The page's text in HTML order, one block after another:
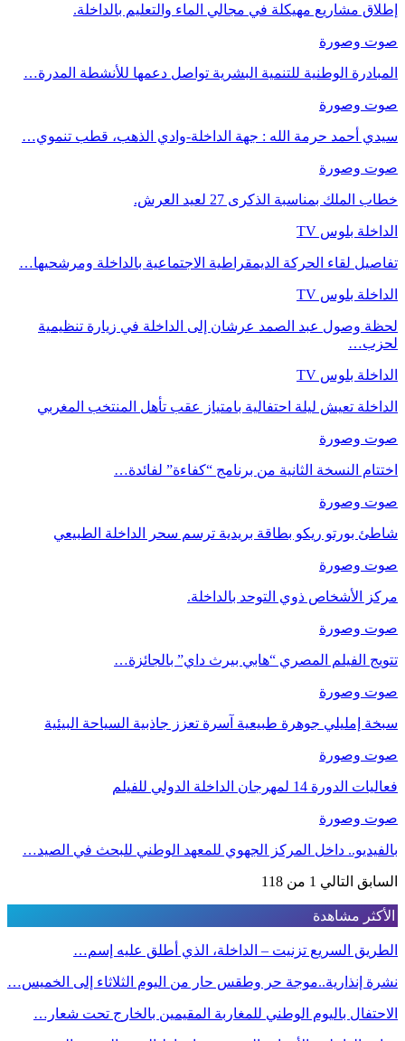
إطلاق مشاريع مهيكلة في مجالي الماء والتعليم بالداخلة.
صوت وصورة
المبادرة الوطنية للتنمية البشرية تواصل دعمها للأنشطة المدرة…
صوت وصورة
سيدي أحمد حرمة الله : جهة الداخلة-وادي الذهب، قطب تنموي…
صوت وصورة
خطاب الملك بمناسبة الذكرى 27 لعيد العرش.
الداخلة بلوس TV
تفاصيل لقاء الحركة الديمقراطية الاجتماعية بالداخلة ومرشحيها…
الداخلة بلوس TV
لحظة وصول عبد الصمد عرشان إلى الداخلة في زيارة تنظيمية
لحزب…
الداخلة بلوس TV
الداخلة تعيش ليلة احتفالية بامتياز عقب تأهل المنتخب المغربي
صوت وصورة
اختتام النسخة الثانية من برنامج “كفاءة” لفائدة…
صوت وصورة
شاطئ بورتو ريكو بطاقة بريدية ترسم سحر الداخلة الطبيعي
صوت وصورة
مركز الأشخاص ذوي التوحد بالداخلة.
صوت وصورة
تتويج الفيلم المصري “هابي بيرث داي” بالجائزة…
صوت وصورة
سبخة إمليلي جوهرة طبيعية آسرة تعزز جاذبية السياحة البيئية
صوت وصورة
فعاليات الدورة 14 لمهرجان الداخلة الدولي للفيلم
صوت وصورة
بالفيديو.. داخل المركز الجهوي للمعهد الوطني للبحث في الصيد…
السابق التالي 1 من 118
الأكثر مشاهدة
الطريق السريع تزنيت – الداخلة، الذي أطلق عليه إسم…
نشرة إنذارية..موجة حر وطقس حار من اليوم الثلاثاء إلى الخميس…
الاحتفال باليوم الوطني للمغاربة المقيمين بالخارج تحت شعار…